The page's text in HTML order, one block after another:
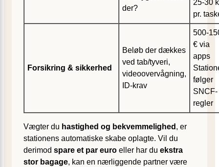
der?
25-30
pr.
Forsikring & sikkerhed
Beløb der dækkes
ved tab/tyveri,
videoovervågning,
ID-krav
500-
€ via
apps
følger
SNCF-
regler
Vægter du hastighed og bekvemmelighed , er
stationens automatiske skabe oplagte. Vil du
derimod spare et par euro eller har du ekstra
stor bagage, kan en nærliggende partner være